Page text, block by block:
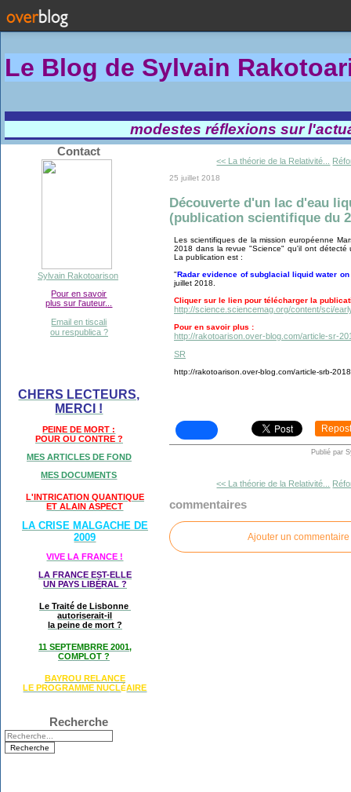
Le Blog de Sylvain Rakotoa
modestes réflexions sur
Contact
Sylvain Rakotoarison
Pour en savoir
plus sur l'auteur...
Email en tiscali
ou respublica ?
CHERS LECTEURS,
MERCI !
PEINE DE MORT :
POUR OU CONTRE ?
MES ARTICLES DE FOND
MES DOCUMENTS
L'INTRICATION QUANTIQUE
ET ALAIN ASPECT
LA CRISE MALGACHE DE
2009
VIVE LA FRANCE !
LA FRANCE EST-ELLE
UN PAYS LIBÉRAL ?
Le Traité de Lisbonne
autoriserait-il
la peine de mort ?
11 SEPTEMBRRE 2001,
COMPLOT ?
BAYROU RELANCE
LE PROGRAMME NUCLÉAIRE
Recherche
<< La théorie de la Relativité...
25 juillet 2018
Découverte d'un lac d'eau
(publication scientifique du
Les scientifiques de la mission européenne
2018 dans la revue "Science" qu'il ont
La publication est :
"Radar evidence of subglacial liquid water on
juillet 2018.
Cliquer sur le lien pour télécharger la
http://science.sciencemag.org/content/sci/
Pour en savoir plus :
http://rakotoarison.over-blog.com/article-sr-
SR
http://rakotoarison.over-blog.com/article-srb-
Repost
Publié par
<< La théorie de la Relativité...
commentaires
Ajouter un commentaire